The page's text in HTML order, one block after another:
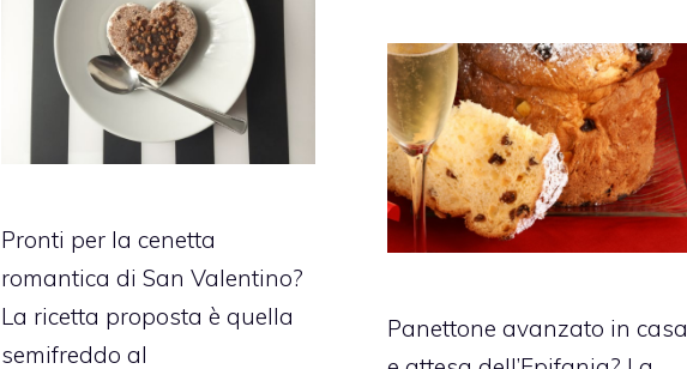
Pronti per la cenetta
romantica di San Valentino?
La ricetta proposta è quella
semifreddo al
Panettone avanzato in casa